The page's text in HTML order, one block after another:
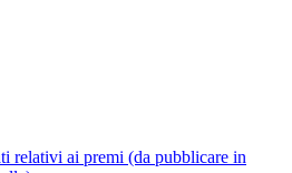
relativi ai premi (da pubblicare in